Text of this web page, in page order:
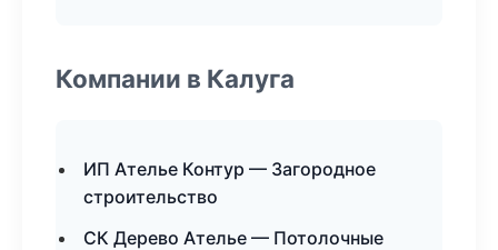
Компании в Калуга
ИП Ателье Контур — Загородное
строительство
СК Дерево Ателье — Потолочные